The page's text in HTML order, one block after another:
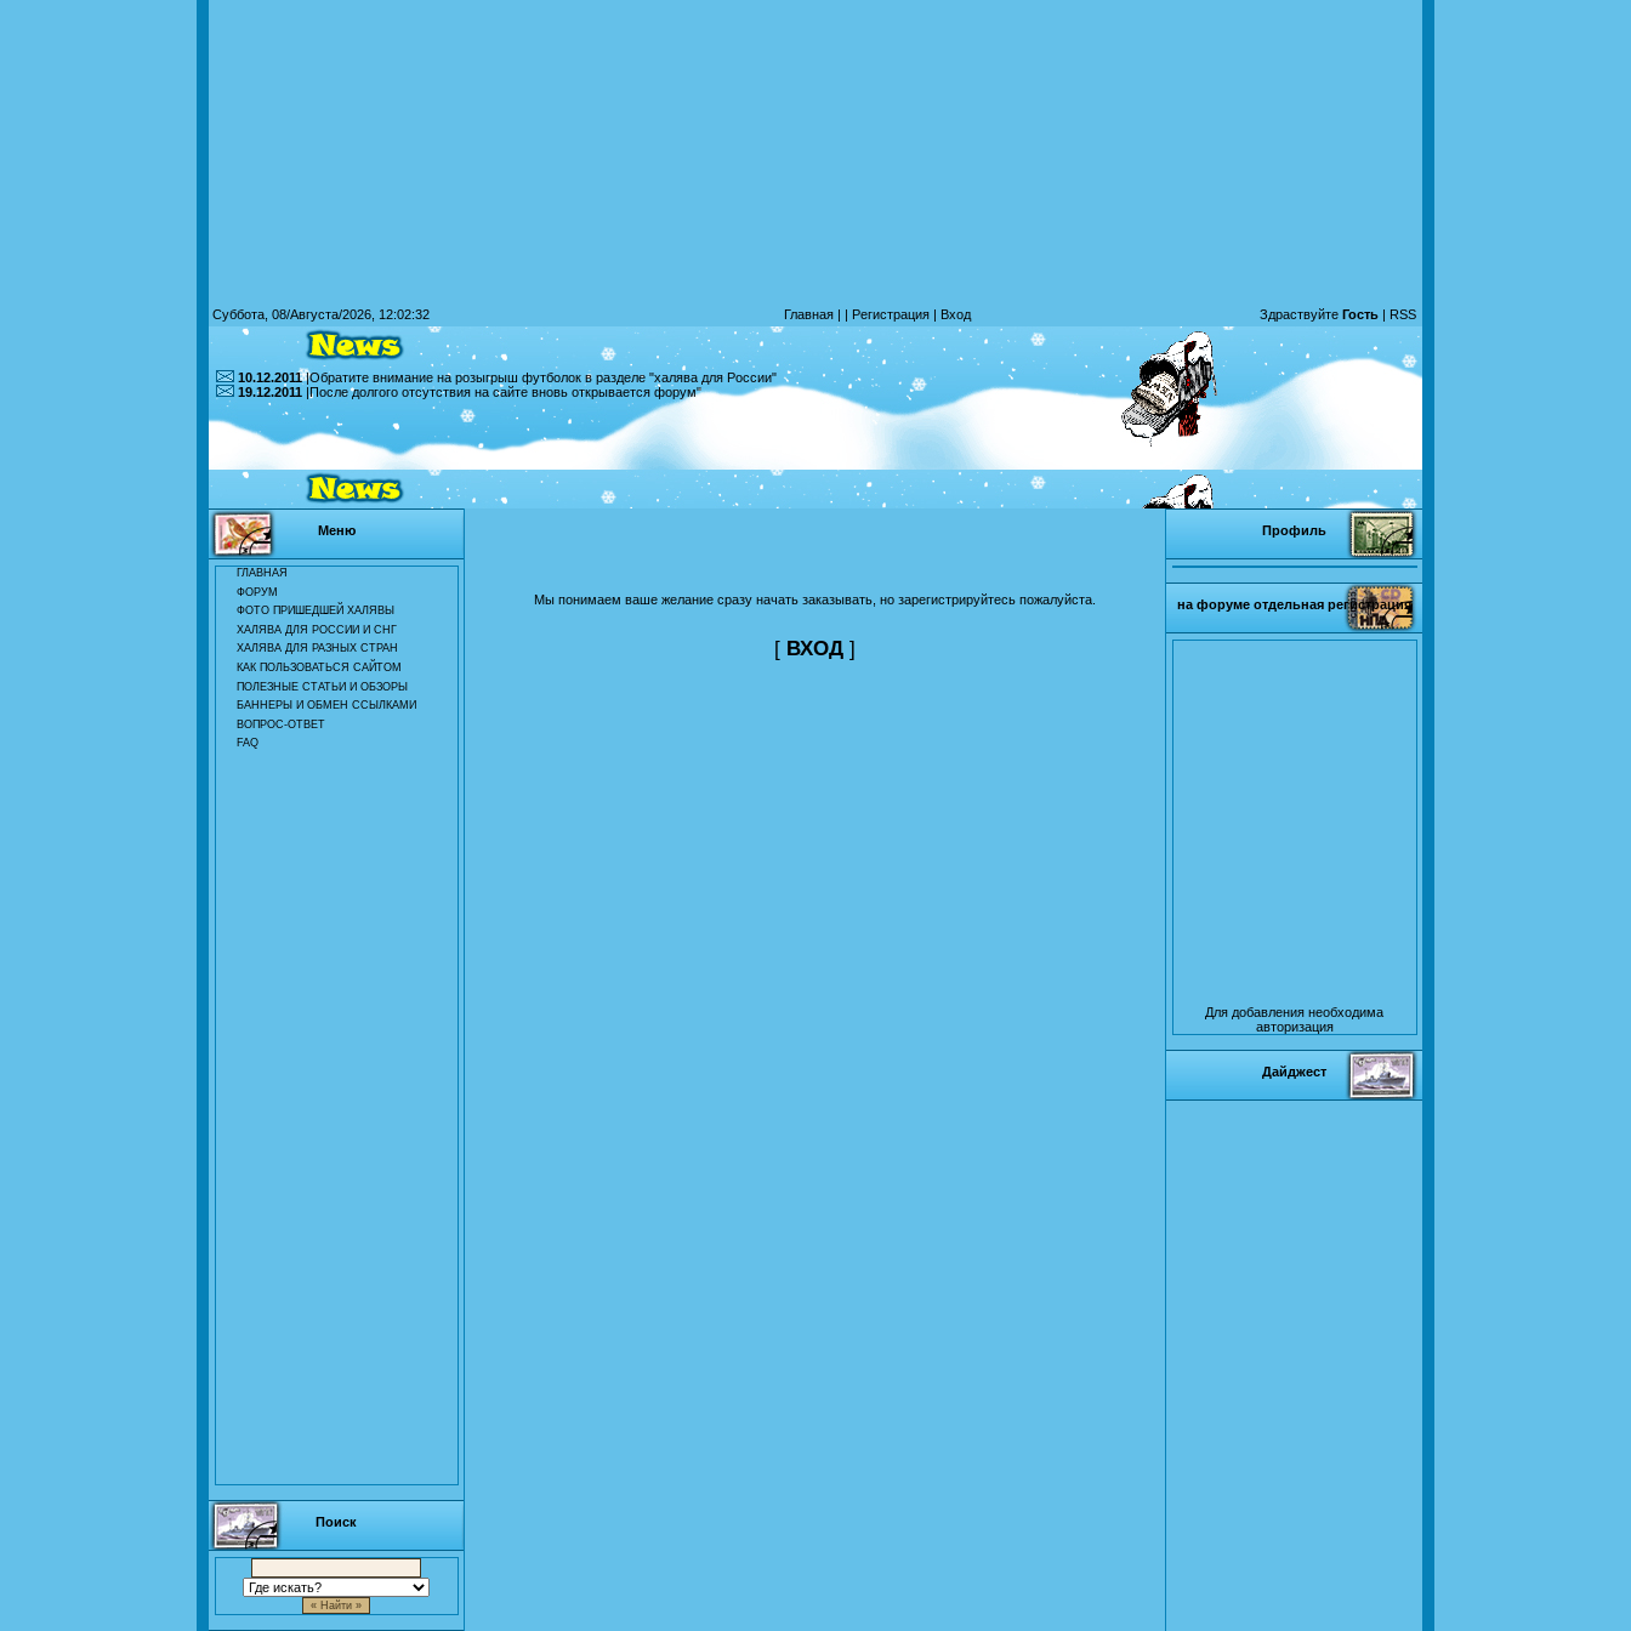
Суббота, 08/Августа/2026, 12:02:32 Главная | | Регистрация | Вход Здраствуйте Гость | RSS
10.12.2011|Обратите внимание на розыгрыш футболок в разделе "халява для России"
19.12.2011 |После долгого отсутствия на сайте вновь открывается форум"
Меню
ГЛАВНАЯ
ФОРУМ
ФОТО ПРИШЕДШЕЙ ХАЛЯВЫ
ХАЛЯВА ДЛЯ РОССИИ И СНГ
ХАЛЯВА ДЛЯ РАЗНЫХ СТРАН
КАК ПОЛЬЗОВАТЬСЯ САЙТОМ
ПОЛЕЗНЫЕ СТАТЬИ И ОБЗОРЫ
БАННЕРЫ И ОБМЕН ССЫЛКАМИ
ВОПРОС-ОТВЕТ
FAQ
Поиск
Мы понимаем ваше желание сразу начать заказывать, но зарегистрируйтесь пожалуйста.
[ ВХОД ]
Профиль
на форуме отдельная регистрация
Для добавления необходима
авторизация
Дайджест